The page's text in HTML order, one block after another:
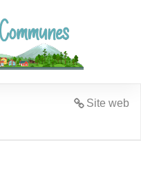
Site web